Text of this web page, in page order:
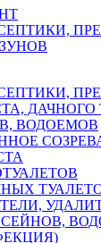
ДАЧНОГО
ВОДОЕМОВ